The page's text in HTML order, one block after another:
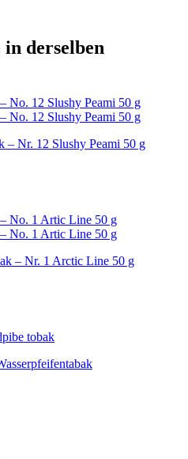
in derselben
– Nr. 12 Slushy Peami 50 g
– Nr. 1 Arctic Line 50 g